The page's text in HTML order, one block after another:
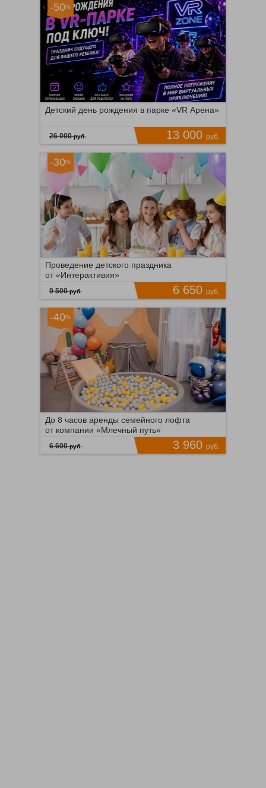
Таганская
Время продаж ограничено!
0
ПОДРОБНЕЕ 6
-50%
Варшавская
Время продаж ограничено!
0
ПОДРОБНЕЕ 9
Детский день рождения в парке «VR Арена»
26 000руб. 13 000 руб.
-30%
Время продаж ограничено! 0
ПОДРОБНЕЕ 8
Проведение детского праздника
от «Интерактивия»
9 500руб. 6 650 руб.
-40%
До 8 часов аренды семейного лофта
от компании «Млечный путь»
6 600руб. 3 960 руб.